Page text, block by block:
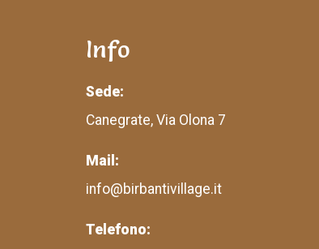
Info
Sede:
Canegrate, Via Olona 7
Mail:
info@birbantivillage.it
Telefono: